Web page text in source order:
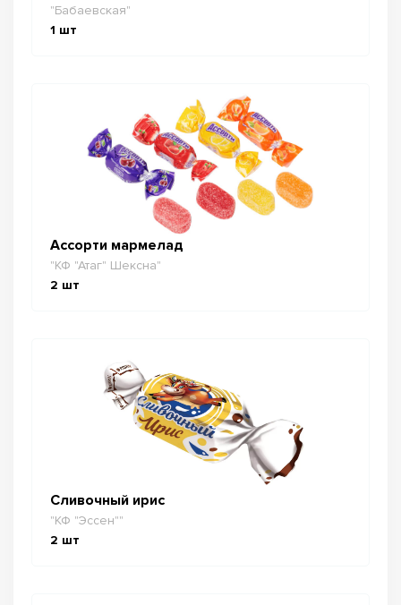
"Бабаевская"
1 шт
Ассорти мармелад
"КФ "Атаг" Шексна"
2 шт
Сливочный ирис
"КФ "Эссен""
2 шт